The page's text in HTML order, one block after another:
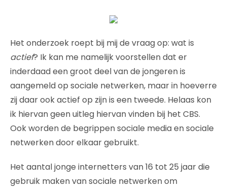
Het onderzoek roept bij mij de vraag op: wat is
actief? Ik kan me namelijk voorstellen dat er
inderdaad een groot deel van de jongeren is
aangemeld op sociale netwerken, maar in hoeverre
zij daar ook actief op zijn is een tweede. Helaas kon
ik hiervan geen uitleg hiervan vinden bij het CBS.
Ook worden de begrippen sociale media en sociale
netwerken door elkaar gebruikt.
Het aantal jonge internetters van 16 tot 25 jaar die
gebruik maken van sociale netwerken om